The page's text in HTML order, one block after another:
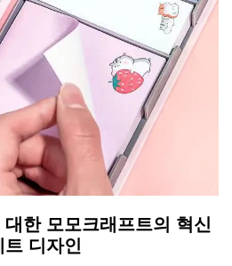
한 모모크래프트의 혁신
디자인